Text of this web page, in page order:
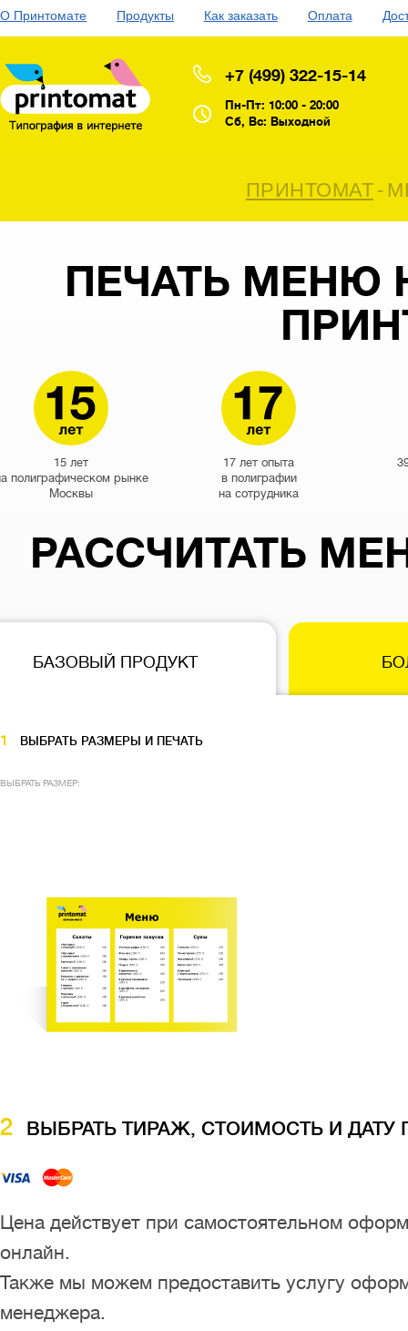
О Принтомате Продукты Как заказать Оплата
+7 (499) 322-15-14
Пн-Пт: 10:00 - 20:00
Сб, Вс: Выходной
ПРИНТОМАТ -
ПЕЧАТЬ МЕНЮ
15 лет
полиграфическом рынке
Москвы
17 лет опыта
в полиграфии
на сотрудника
РАССЧИТАТЬ
БАЗОВЫЙ ПРОДУКТ
1 ВЫБРАТЬ РАЗМЕРЫ И ПЕЧАТЬ
ВЫБРАТЬ РАЗМЕР:
2 ВЫБРАТЬ ТИРАЖ, СТОИМОСТЬ И ДАТУ
Цена действует при самостоятельном
онлайн.
Также мы можем предоставить услугу
менеджера.